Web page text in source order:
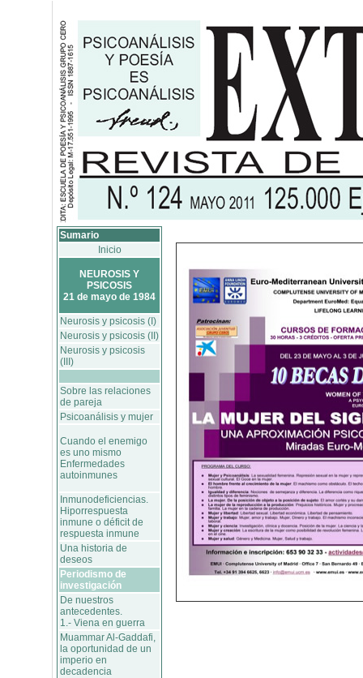
Sumario
Inicio
NEUROSIS Y
PSICOSIS
21 de mayo de 1984
Neurosis y psicosis (I)
Neurosis y psicosis (II)
Neurosis y psicosis
(III)
Sobre las relaciones
de pareja
Psicoanálisis y mujer
Cuando el enemigo
es uno mismo
Enfermedades
autoinmunes
Inmunodeficiencias.
Hiporrespuesta
inmune o déficit de
respuesta inmune
Una historia de
deseos
Periodismo de
investigación
De nuestros
antecedentes.
1.- Viena en guerra
Muammar Al-Gaddafi,
la oportunidad de un
imperio en
decadencia